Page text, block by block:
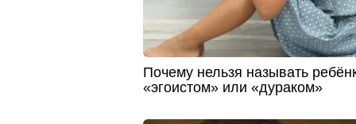
Почему нельзя называть
«эгоистом» или «дураком»